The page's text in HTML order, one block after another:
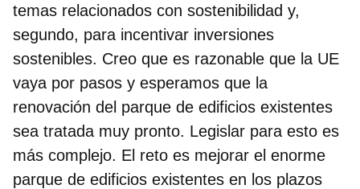
temas relacionados con sostenibilidad y,
segundo, para incentivar inversiones
sostenibles. Creo que es razonable que la UE
vaya por pasos y esperamos que la
renovación del parque de edificios existentes
sea tratada muy pronto. Legislar para esto es
más complejo. El reto es mejorar el enorme
parque de edificios existentes en los plazos